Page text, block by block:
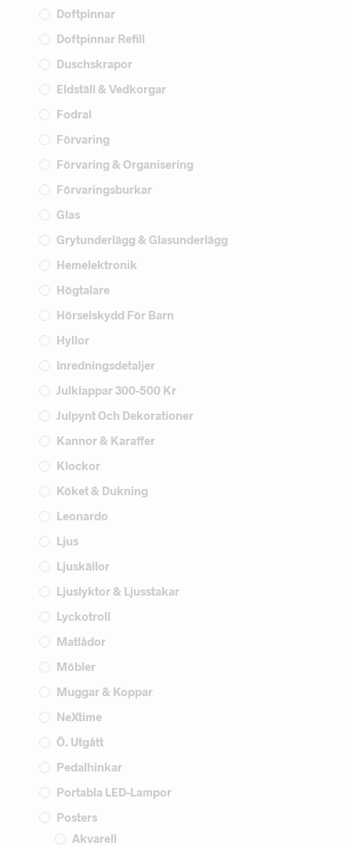
Doftpinnar
Doftpinnar Refill
Duschskrapor
Eldställ & Vedkorgar
Fodral
Förvaring
Förvaring & Organisering
Förvaringsburkar
Glas
Grytunderlägg & Glasunderlägg
Hemelektronik
Högtalare
Hörselskydd För Barn
Hyllor
Inredningsdetaljer
Julklappar 300-500 Kr
Julpynt Och Dekorationer
Kannor & Karaffer
Klockor
Köket & Dukning
Leonardo
Ljus
Ljuskällor
Ljuslyktor & Ljusstakar
Lyckotroll
Matlådor
Möbler
Muggar & Koppar
NeXtime
Ö. Utgått
Pedalhinkar
Portabla LED-Lampor
Posters
Akvarell